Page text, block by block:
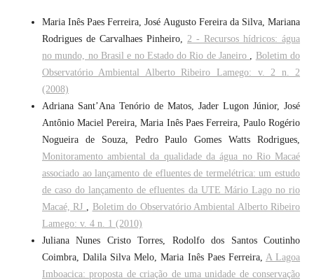
Maria Inês Paes Ferreira, José Augusto Fereira da Silva, Mariana
Rodrigues de Carvalhaes Pinheiro, 2 - Recursos hídricos: água
no mundo, no Brasil e no Estado do Rio de Janeiro
Boletim do
Observatório Ambiental Alberto Ribeiro Lamego: v. 2 n. 2
(2008)
Adriana Sant’Ana Tenório de Matos, Jader Lugon Júnior, José
Antônio Maciel Pereira, Maria Inês Paes Ferreira, Paulo Rogério
Nogueira de Souza, Pedro Paulo Gomes Watts Rodrigues,
Monitoramento ambiental da qualidade da água no Rio Macaé
associado ao lançamento de efluentes de termelétrica: um estudo
de caso do lançamento de efluentes da UTE Mário Lago no rio
Macaé, RJ
Boletim do Observatório Ambiental Alberto Ribeiro
Lamego: v. 4 n. 1 (2010)
Juliana Nunes Cristo Torres, Rodolfo dos Santos Coutinho
Coimbra, Dalila Silva Melo, Maria Inês Paes Ferreira, A Lagoa
Imboacica: proposta de criação de uma unidade de conservação